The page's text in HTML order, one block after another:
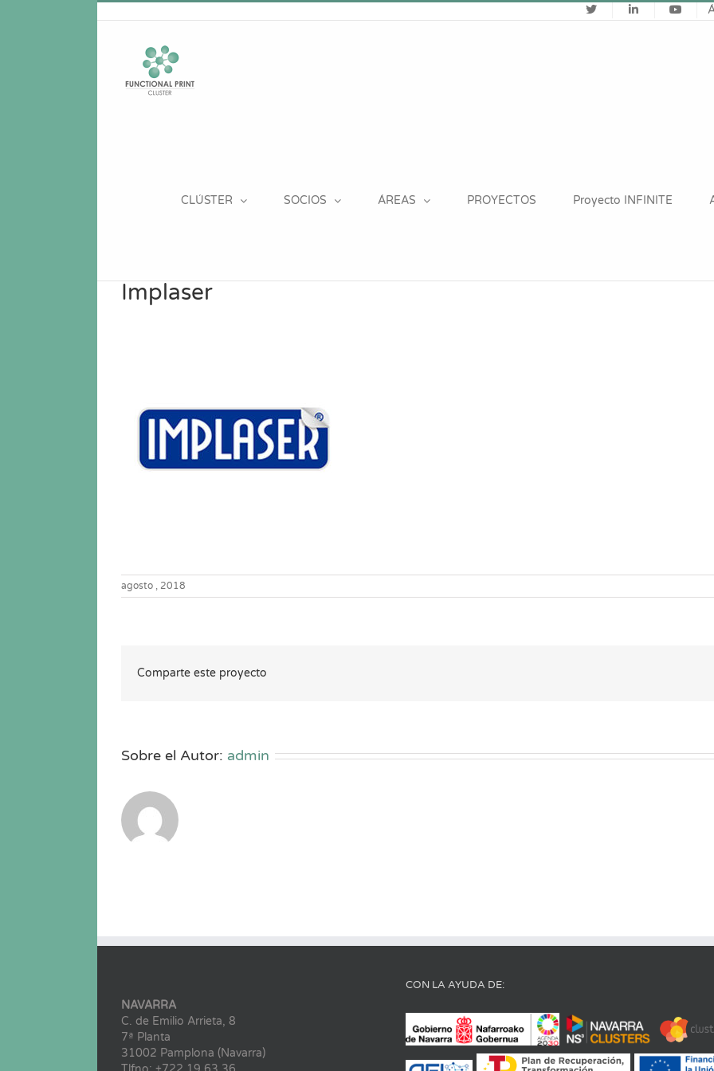
CLÚSTER SOCIOS ÁREAS PROYECTOS Proyecto INFINITE
Implaser
agosto , 2018
Comparte este proyecto
Sobre el Autor: admin
NAVARRA
C. de Emilio Arrieta, 8
7ª Planta
31002 Pamplona (Navarra)
CON LA AYUDA DE: